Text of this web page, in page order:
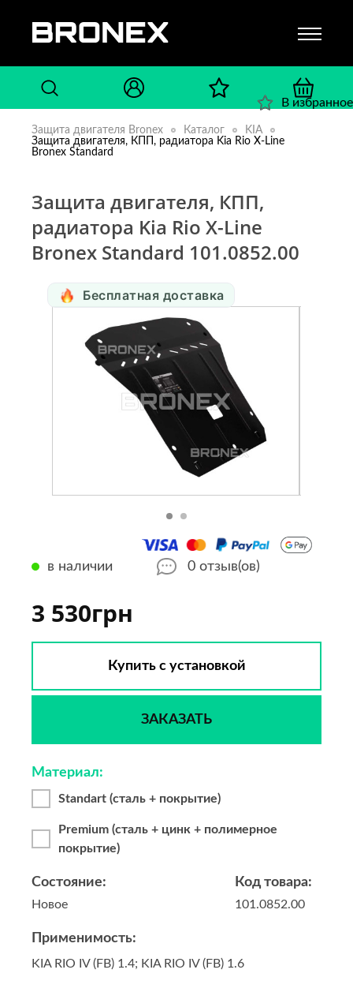
Защита двигателя Bronex Каталог
KIA
Защита двигателя, КПП, радиатора Kia Rio X-Line
Bronex Standard
Защита двигателя, КПП,
радиатора Kia Rio X-Line
Bronex Standard 101.0852.00
Бесплатная доставка
3 530грн
В избранное
Купить с установкой
ЗАКАЗАТЬ
в наличии 0 отзыв(ов)
Код товара:
101.0852.00
Состояние:
Новое
Материал:
Standart (сталь + покрытие)
Premium (сталь + цинк + полимерное
покрытие)
Применимость:
KIA RIO IV (FB) 1.4; KIA RIO IV (FB) 1.6